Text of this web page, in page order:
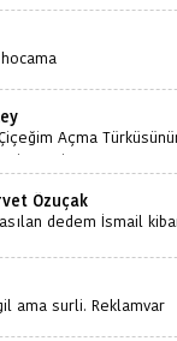
türkülerimiz
Açma
?İlginiz İçin Şimdiden
Özuçak
dedem İsmail
ama surli. Reklamvar